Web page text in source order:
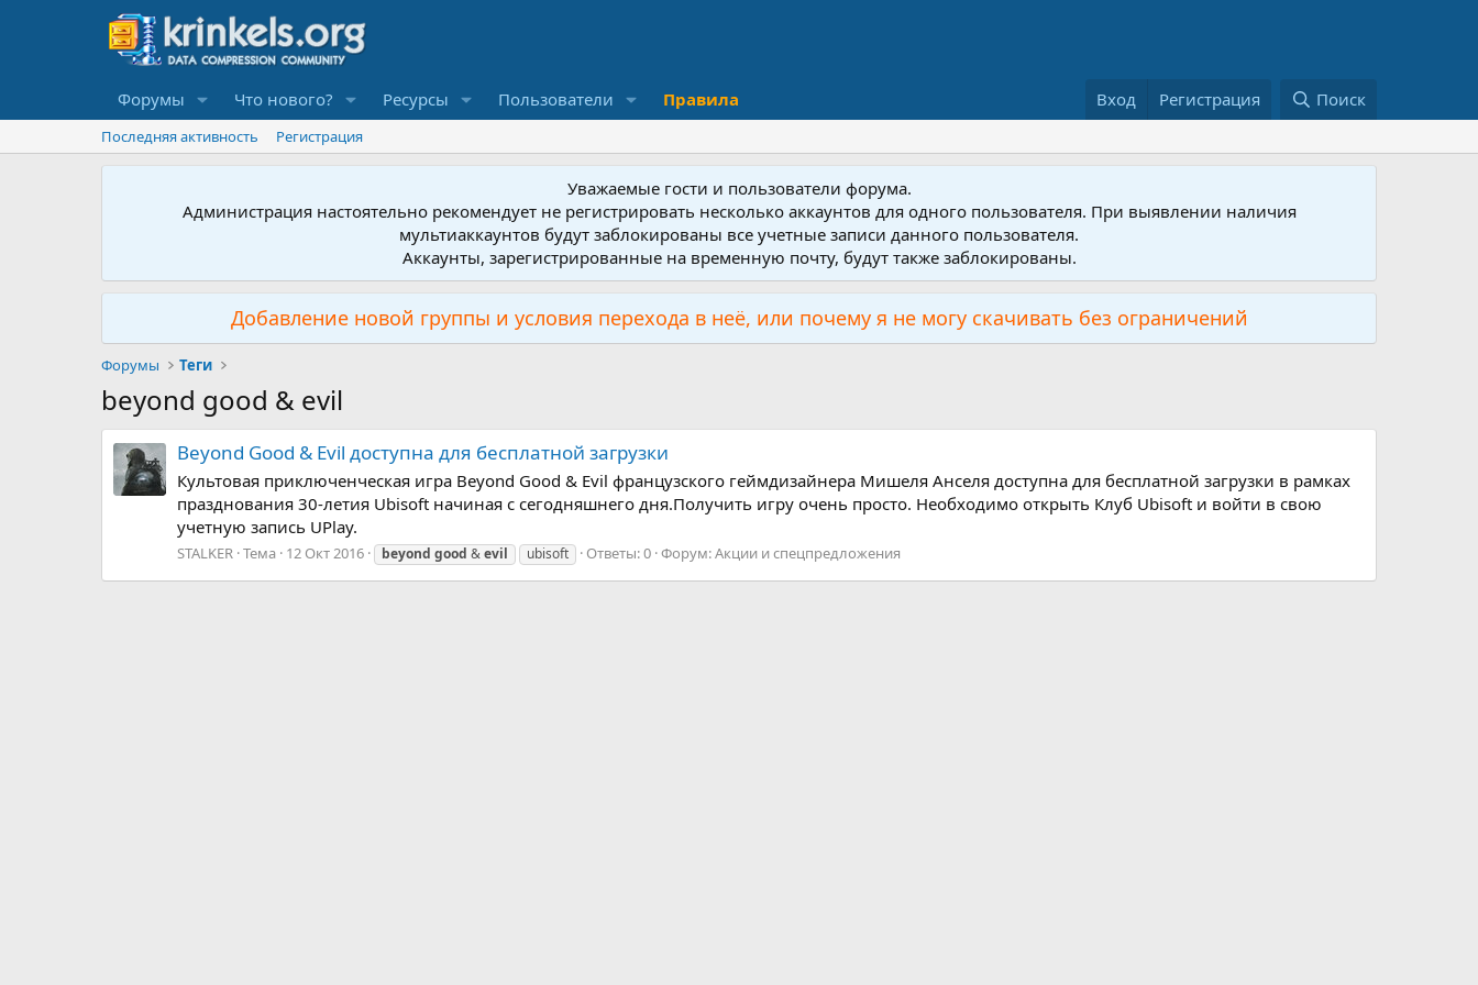
Форумы Что нового? Ресурсы Пользователи Правила Вход Регистрация Поиск
Последняя активность Регистрация
Уважаемые гости и пользователи форума.
Администрация настоятельно рекомендует не регистрировать несколько аккаунтов для одного пользователя. При выявлении наличия
мультиаккаунтов будут заблокированы все учетные записи данного пользователя.
Аккаунты, зарегистрированные на временную почту, будут также заблокированы.
Добавление новой группы и условия перехода в неё, или почему я не могу скачивать без ограничений
Форумы Теги
beyond good & evil
Beyond Good & Evil доступна для бесплатной загрузки
Культовая приключенческая игра Beyond Good & Evil французского геймдизайнера Мишеля Анселя доступна для бесплатной загрузки в рамках
празднования 30-летия Ubisoft начиная с сегодняшнего дня.Получить игру очень просто. Необходимо открыть Клуб Ubisoft и войти в свою
учетную запись UPlay.
STALKER Тема 12 Окт 2016 beyond good &evil ubisoft Ответы: 0 Форум:Акции и спецпредложения